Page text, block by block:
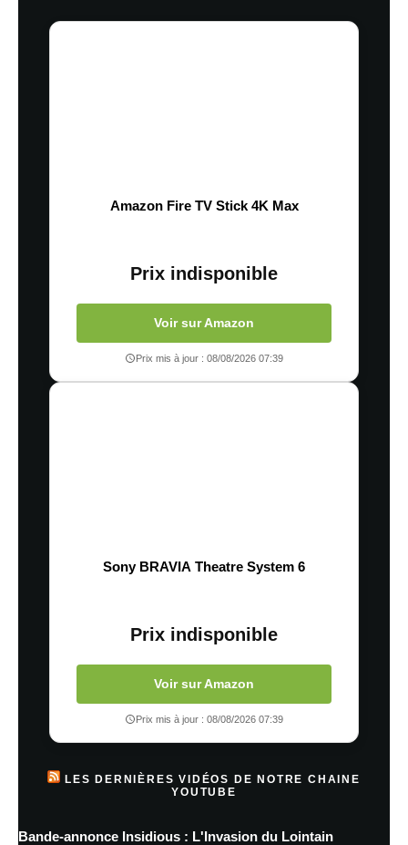
Amazon Fire TV Stick 4K Max
Prix indisponible
Voir sur Amazon
Prix mis à jour : 08/08/2026 07:39
Sony BRAVIA Theatre System 6
Prix indisponible
Voir sur Amazon
Prix mis à jour : 08/08/2026 07:39
LES DERNIÈRES VIDÉOS DE NOTRE CHAINE
YOUTUBE
Bande-annonce Insidious : L'Invasion du Lointain